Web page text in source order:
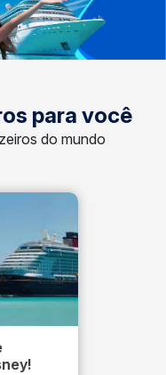
para você
do mundo